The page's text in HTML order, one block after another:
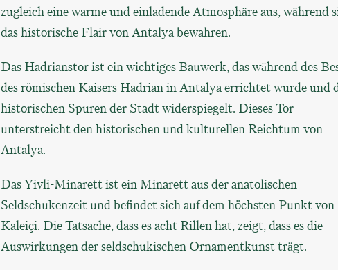
zugleich eine warme und einladende Atmosphäre aus, während
das historische Flair von Antalya bewahren.
Das Hadrianstor ist ein wichtiges Bauwerk, das während des
des römischen Kaisers Hadrian in Antalya errichtet wurde und
historischen Spuren der Stadt widerspiegelt. Dieses Tor
unterstreicht den historischen und kulturellen Reichtum von
Antalya.
Das Yivli-Minarett ist ein Minarett aus der anatolischen
Seldschukenzeit und befindet sich auf dem höchsten Punkt von
Kaleiçi. Die Tatsache, dass es acht Rillen hat, zeigt, dass es die
Auswirkungen der seldschukischen Ornamentkunst trägt.